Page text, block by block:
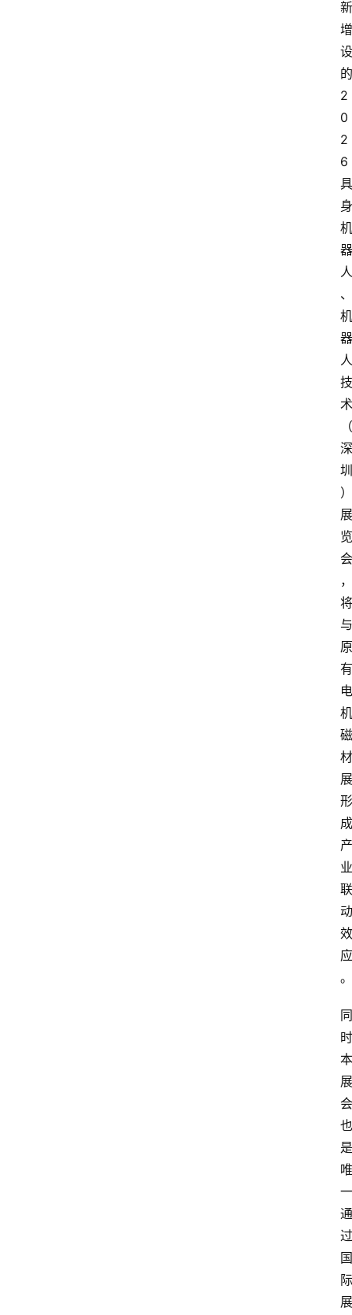
新
增
设
的
2
0
2
6
具
身
机
器
人
、
机
器
人
技
术
（
深
圳
）
展
览
会
，
将
与
原
有
电
机
磁
材
展
形
成
产
业
联
动
效
应
。
同
时
本
展
会
也
是
唯
一
通
过
国
际
展